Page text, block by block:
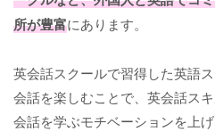
所が豊富にあります。
英会話スクールで習得した英語
会話を楽しむことで、英会話ス
会話を学ぶモチベーションを上